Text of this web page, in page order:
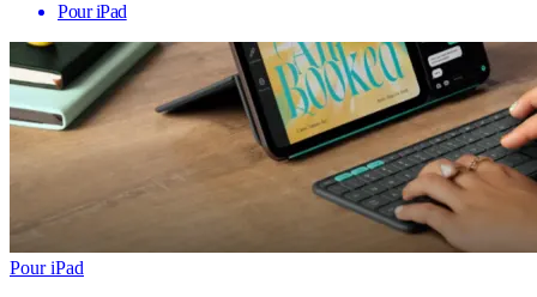
Pour iPad
Pour iPad